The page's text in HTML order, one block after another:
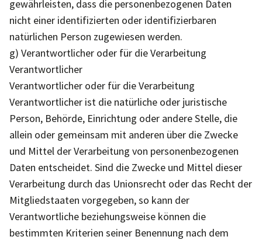
gewährleisten, dass die personenbezogenen Daten
nicht einer identifizierten oder identifizierbaren
natürlichen Person zugewiesen werden.
g) Verantwortlicher oder für die Verarbeitung
Verantwortlicher
Verantwortlicher oder für die Verarbeitung
Verantwortlicher ist die natürliche oder juristische
Person, Behörde, Einrichtung oder andere Stelle, die
allein oder gemeinsam mit anderen über die Zwecke
und Mittel der Verarbeitung von personenbezogenen
Daten entscheidet. Sind die Zwecke und Mittel dieser
Verarbeitung durch das Unionsrecht oder das Recht der
Mitgliedstaaten vorgegeben, so kann der
Verantwortliche beziehungsweise können die
bestimmten Kriterien seiner Benennung nach dem